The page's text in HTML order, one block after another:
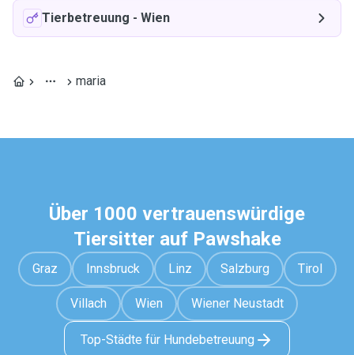
Tierbetreuung - Wien
maria
Über 1000 vertrauenswürdige
Tiersitter auf Pawshake
Graz Innsbruck Linz Salzburg Tirol
Villach Wien Wiener Neustadt
Top-Städte für Hundebetreuung